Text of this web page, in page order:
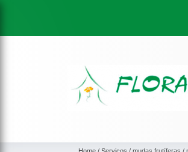
Home Serviços mudas frutíferas